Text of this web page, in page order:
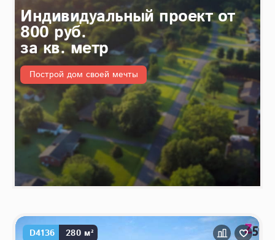
Индивидуальный проект от
800 руб.
за кв. метр
Построй дом своей мечты
D4136 280 м²